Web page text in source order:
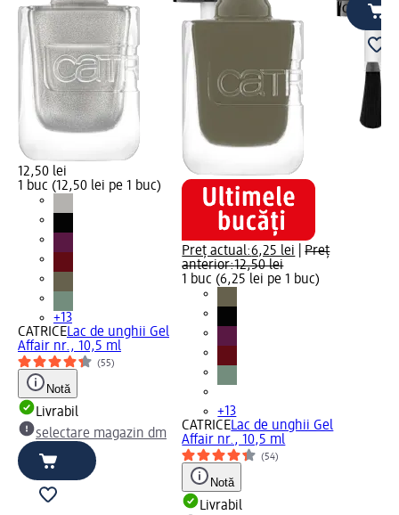
12,50 lei
1 buc (12,50 lei pe 1 buc)
+13
CATRICELac de unghii Gel
Affair nr., 10,5 ml
(55)
Notă
Livrabil
selectare magazin dm
Preț actual:6,25 lei |Preț
anterior:12,50 lei
1 buc (6,25 lei pe 1 buc)
+13
CATRICELac de unghii Gel
Affair nr., 10,5 ml
(54)
Notă
Livrabil